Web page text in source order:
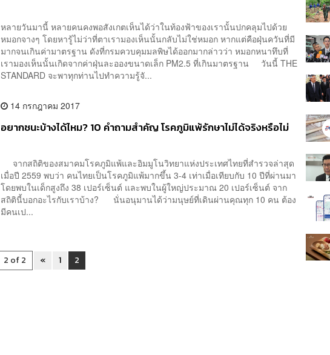
หลายวันมานี้ หลายคนคงพอสังเกตเห็นได้ว่าในท้องฟ้าของเรานั้นปกคลุมไปด้วย
หมอกจางๆ โดยหารู้ไม่ว่าที่ตาเรามองเห็นนั้นกลับไม่ใช่หมอก หากแต่คือฝุ่นควันที่มี
มากจนเกินค่ามาตรฐาน ดังที่กรมควบคุมมลพิษได้ออกมากล่าวว่า หมอกหนาทึบที่
เรามองเห็นนั้นเกิดจากค่าฝุ่นละอองขนาดเล็ก PM2.5 ที่เกินมาตรฐาน วันนี้ THE
STANDARD จะพาทุกท่านไปทำความรู้จั...
14 กรกฎาคม 2017
อยากชนะบ้างได้ไหม? 10 คำถามสำคัญ โรคภูมิแพ้รักษาไม่ได้จริงหรือไม่
จากสถิติของสมาคมโรคภูมิแพ้และอิมมูโนวิทยาแห่งประเทศไทยที่สำรวจล่าสุด
เมื่อปี 2559 พบว่า คนไทยเป็นโรคภูมิแพ้มากขึ้น 3-4 เท่าเมื่อเทียบกับ 10 ปีที่ผ่านมา
โดยพบในเด็กสูงถึง 38 เปอร์เซ็นต์ และพบในผู้ใหญ่ประมาณ 20 เปอร์เซ็นต์ จาก
สถิตินี้บอกอะไรกับเราบ้าง? นั่นอนุมานได้ว่ามนุษย์ที่เดินผ่านคุณทุก 10 คน ต้อง
มีคนเป...
2 of 2 « 1 2